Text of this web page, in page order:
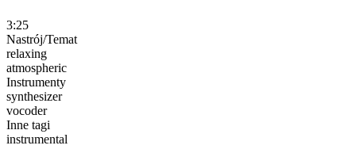
3:25
Nastrój/Temat
relaxing
atmospheric
Instrumenty
synthesizer
vocoder
Inne tagi
instrumental